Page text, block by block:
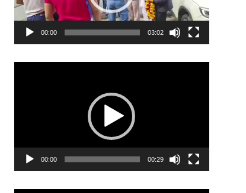
00:00 03:02
00:00 00:29